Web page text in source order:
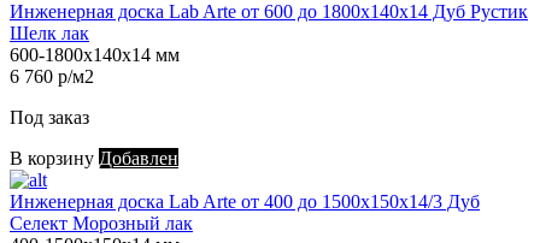
Инженерная доска Lab Arte от 600 до 1800х140х14 Дуб Рустик
Шелк лак
600-1800х140х14 мм
6 760 р/м2
Под заказ
В корзину Добавлен
Инженерная доска Lab Arte от 400 до 1500х150х14/3 Дуб
Селект Морозный лак